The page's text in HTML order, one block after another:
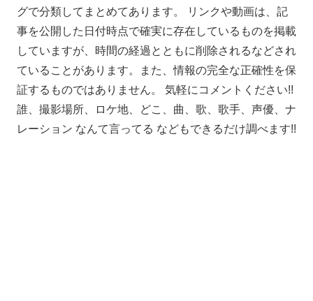
グで分類してまとめてあります。 リンクや動画は、記
事を公開した日付時点で確実に存在しているものを掲載
していますが、時間の経過とともに削除されるなどされ
ていることがあります。また、情報の完全な正確性を保
証するものではありません。 気軽にコメントください!!
誰、撮影場所、ロケ地、どこ、曲、歌、歌手、声優、ナ
レーション なんて言ってる などもできるだけ調べます!!